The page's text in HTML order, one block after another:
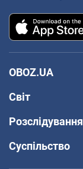
OBOZ.UA
Світ
Розслідування
Суспільство